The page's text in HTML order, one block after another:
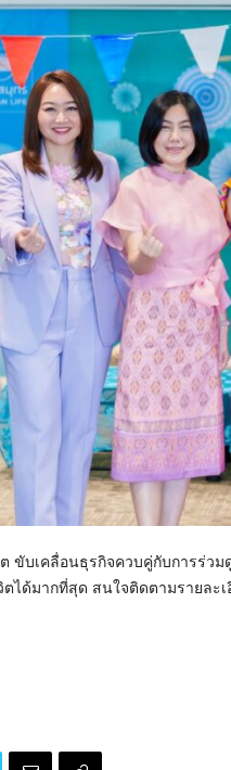
ขับเคลื่อนธุรกิจควบคู่กับการร่ว
ได้มากที่สุด สนใจติดตามรายละ